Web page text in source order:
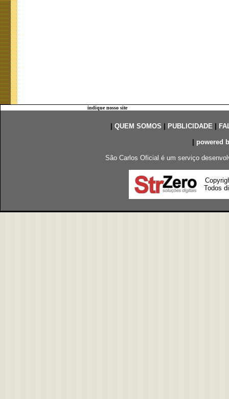
indique nosso site
QUEM SOMOS PUBLICIDADE|
powered
São Carlos Oficial é um serviço
Todos